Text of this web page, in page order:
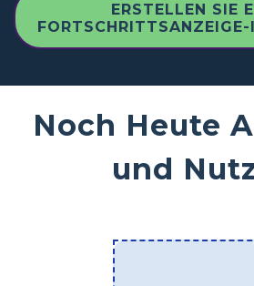
ERSTELLEN SIE
Noch Heute
und